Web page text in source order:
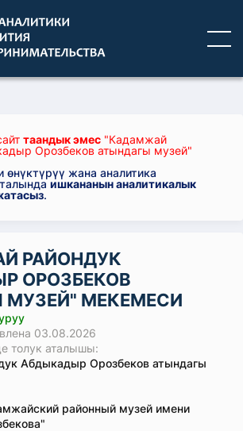
таандык эмес "Кадамжай
Орозбеков атындагы музей"
жана аналитика
ишкананын аналитикалык
.
РАЙОНДУК
ОРОЗБЕКОВ
МЕКЕМЕСИ
03.08.2026
толук аталышы:
Абдыкадыр Орозбеков атындагы
районный музей имени